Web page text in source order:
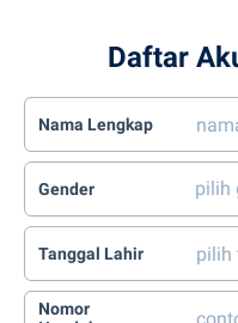
Daftar
Nama Lengkap
Gender
Tanggal Lahir
Nomor